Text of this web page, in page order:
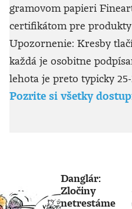
gramovom papieri
certifikátom pre
Upozornenie: Kresby
každá je osobitne
lehota je preto typicky
Pozrite si všetky
Danglár:
Zločiny
netrestáme